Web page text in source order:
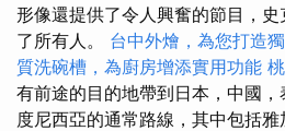
形像還提供了令人興奮的節目，
了所有人。 台中外燴，為您打造
質洗碗槽，為廚房增添實用功能
有前途的目的地帶到日本，中國
度尼西亞的通常路線，其中包括雅